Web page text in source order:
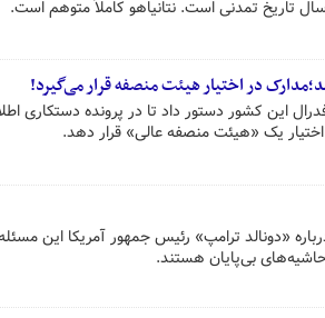
در اختیار هیئت منصفه قرار می‌گیرد!
این کشور دستور داد تا در پرونده دستکاری
«دونالد ترامپ» رئیس جمهور آمریکا این
بی‌پایان هستند.